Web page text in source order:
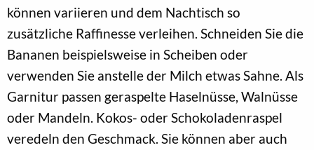
können variieren und dem Nachtisch so
zusätzliche Raffinesse verleihen. Schneiden Sie die
Bananen beispielsweise in Scheiben oder
verwenden Sie anstelle der Milch etwas Sahne. Als
Garnitur passen geraspelte Haselnüsse, Walnüsse
oder Mandeln. Kokos- oder Schokoladenraspel
veredeln den Geschmack. Sie können aber auch